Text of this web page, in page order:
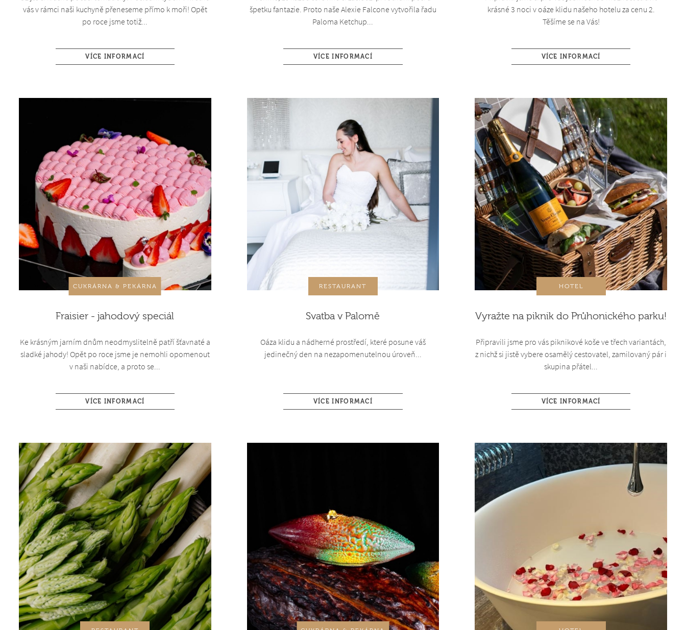
vás v rámci naši kuchyně přeneseme přímo k moři! Opět
po roce jsme totiž...
VÍCE INFORMACÍ
špetku fantazie. Proto naše Alexie Falcone vytvořila řadu
Paloma Ketchup...
VÍCE INFORMACÍ
krásné 3 noci v oáze klidu našeho hotelu za cenu 2.
Těšíme se na Vás!
VÍCE INFORMACÍ
CUKRÁRNA & PEKÁRNA
Fraisier - jahodový speciál
Ke krásným jarním dnům neodmyslitelně patří šťavnaté a
sladké jahody! Opět po roce jsme je nemohli opomenout
v naši nabídce, a proto se...
VÍCE INFORMACÍ
RESTAURANT
Svatba v Palomě
Oáza klidu a nádherné prostředí, které posune váš
jedinečný den na nezapomenutelnou úroveň...
VÍCE INFORMACÍ
HOTEL
Vyražte na piknik do Průhonického parku!
Připravili jsme pro vás piknikové koše ve třech variantách,
z nichž si jistě vybere osamělý cestovatel, zamilovaný pár i
skupina přátel...
VÍCE INFORMACÍ